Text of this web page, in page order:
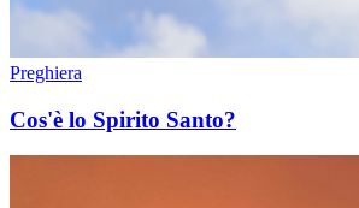
Preghiera
Cos'è lo Spirito Santo?